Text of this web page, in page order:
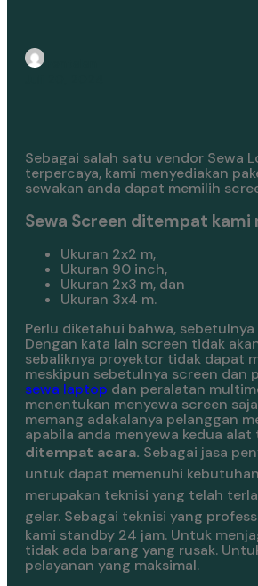
Sebagai salah satu vendor Sewa
terpercaya, kami menyediakan
sewakan anda dapat memilih
Sewa Screen ditempat kami
Ukuran 2x2 m,
Ukuran 90 inch,
Ukuran 2x3 m, dan
Ukuran 3x4 m.
Perlu diketahui bahwa,
Dengan kata lain screen tidak
sebaliknya proyektor tidak dapat
meskipun sebetulnya screen dan
sewa laptop dan peralatan
menentukan menyewa screen
memang adakalanya pelanggan
apabila anda menyewa kedua
ditempat acara. Sebagai jasa
untuk dapat memenuhi
merupakan teknisi yang telah
gelar. Sebagai teknisi yang
kami standby 24 jam. Untuk
tidak ada barang yang rusak.
pelayanan yang maksimal.